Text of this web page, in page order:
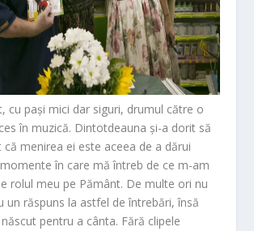
cu pași mici dar siguri, drumul către o
în muzică. Dintotdeauna și-a dorit să
că menirea ei este aceea de a dărui
în care mă întreb de ce m-am
rolul meu pe Pământ. De multe ori nu
un răspuns la astfel de întrebări, însă
pentru a cânta. Fără clipele